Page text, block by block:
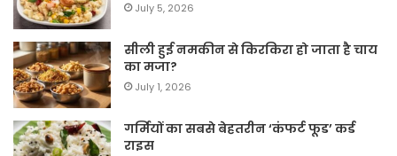
July 5, 2026
सीली हुई नमकीन से किरकिरा हो जाता है चाय
का मजा?
July 1, 2026
गर्मियों का सबसे बेहतरीन ‘कंफर्ट फूड’ कर्ड
राइस